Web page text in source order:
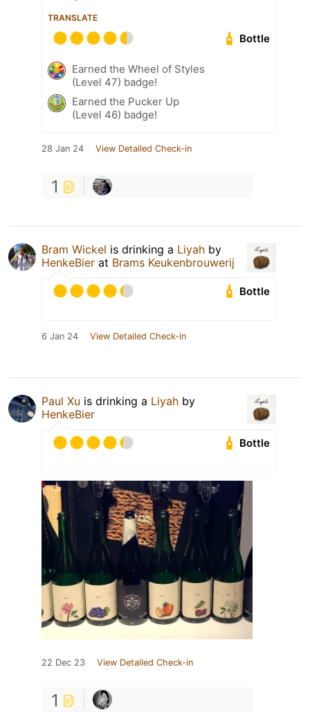
TRANSLATE
Bottle
Earned the Wheel of Styles
(Level 47) badge!
Earned the Pucker Up
(Level 46) badge!
28 Jan 24 View Detailed Check-in
1
Bram Wickel is drinking a Liyah by
HenkeBier at Brams Keukenbrouwerij
Bottle
6 Jan 24 View Detailed Check-in
Paul Xu is drinking a Liyah by
HenkeBier
Bottle
22 Dec 23 View Detailed Check-in
1